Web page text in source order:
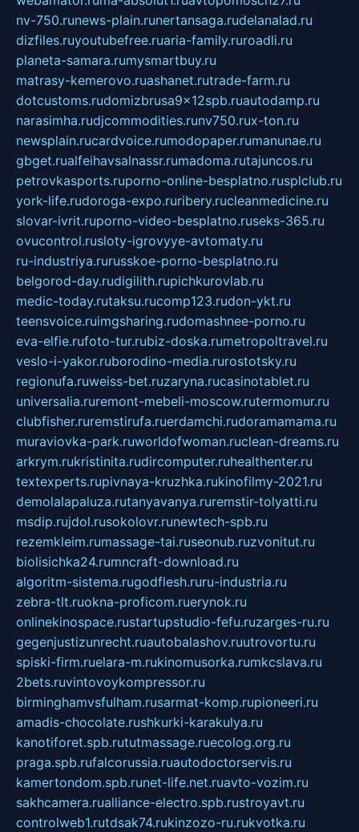
nv-750.runews-plain.runertansaga.rudelanalad.ru
dizfiles.ruyoutubefree.ruaria-family.ruroadli.ru
planeta-samara.rumysmartbuy.ru
matrasy-kemerovo.ruashanet.rutrade-farm.ru
dotcustoms.rudomizbrusa9x12spb.ruautodamp.ru
narasimha.rudjcommodities.runv750.rux-ton.ru
newsplain.rucardvoice.rumodopaper.rumanunae.ru
gbget.rualfeihavsalnassr.rumadoma.rutajuncos.ru
petrovkasports.ruporno-online-besplatno.rusplclub.ru
york-life.rudoroga-expo.ruribery.rucleanmedicine.ru
slovar-ivrit.ruporno-video-besplatno.ruseks-365.ru
ovucontrol.rusloty-igrovyye-avtomaty.ru
ru-industriya.rurusskoe-porno-besplatno.ru
belgorod-day.rudigilith.rupichkurovlab.ru
medic-today.rutaksu.rucomp123.rudon-ykt.ru
teensvoice.ruimgsharing.rudomashnee-porno.ru
eva-elfie.rufoto-tur.rubiz-doska.rumetropoltravel.ru
veslo-i-yakor.ruborodino-media.rurostotsky.ru
regionufa.ruweiss-bet.ruzaryna.rucasinotablet.ru
universalia.ruremont-mebeli-moscow.rutermomur.ru
clubfisher.ruremstirufa.ruerdamchi.rudoramamama.ru
muraviovka-park.ruworldofwoman.ruclean-dreams.ru
arkrym.rukristinita.rudircomputer.ruhealthenter.ru
textexperts.rupivnaya-kruzhka.rukinofilmy-2021.ru
demolalapaluza.rutanyavanya.ruremstir-tolyatti.ru
msdip.rujdol.rusokolovr.runewtech-spb.ru
rezemkleim.rumassage-tai.ruseonub.ruzvonitut.ru
biolisichka24.rumncraft-download.ru
algoritm-sistema.rugodflesh.ruru-industria.ru
zebra-tlt.ruokna-proficom.ruerynok.ru
onlinekinospace.rustartupstudio-fefu.ruzarges-ru.ru
gegenjustizunrecht.ruautobalashov.ruutrovortu.ru
spiski-firm.ruelara-m.rukinomusorka.rumkcslava.ru
2bets.ruvintovoykompressor.ru
birminghamvsfulham.rusarmat-komp.rupioneeri.ru
amadis-chocolate.rushkurki-karakulya.ru
kanotiforet.spb.rututmassage.ruecolog.org.ru
praga.spb.rufalcorussia.ruautodoctorservis.ru
kamertondom.spb.runet-life.net.ruavto-vozim.ru
sakhcamera.rualliance-electro.spb.rustroyavt.ru
controlweb1.rutdsak74.rukinzozo-ru.rukvotka.ru